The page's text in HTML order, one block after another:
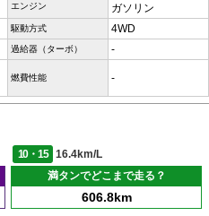
エンジン
ガソリン
駆動方式 4WD
過給器（ターボ） -
燃費性能 -
10・15
16.4km/L
満タンでどこまで走る？
606.8km